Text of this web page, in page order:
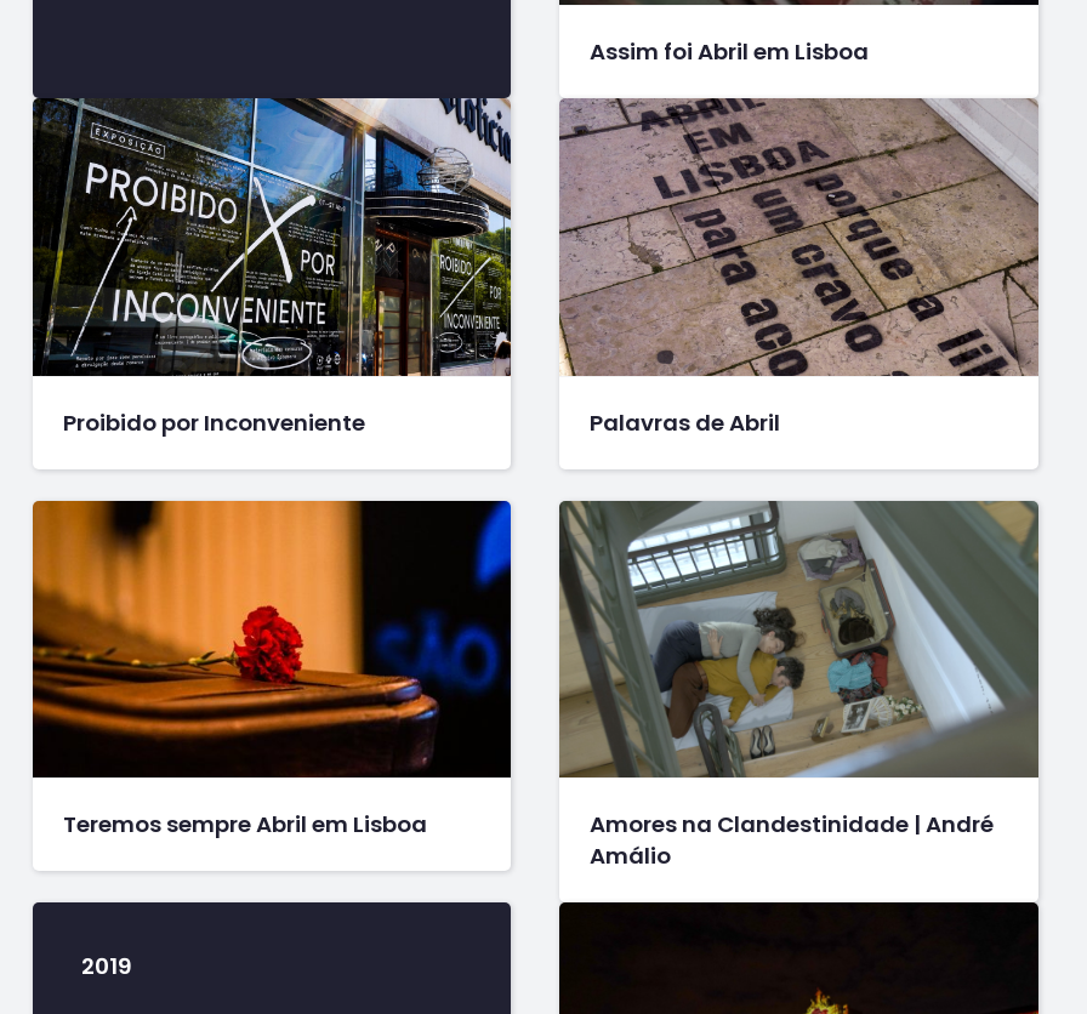
Assim foi Abril em Lisboa
Proibido por Inconveniente Palavras de Abril
Teremos sempre Abril em Lisboa
Amores na Clandestinidade | André
Amálio
2019